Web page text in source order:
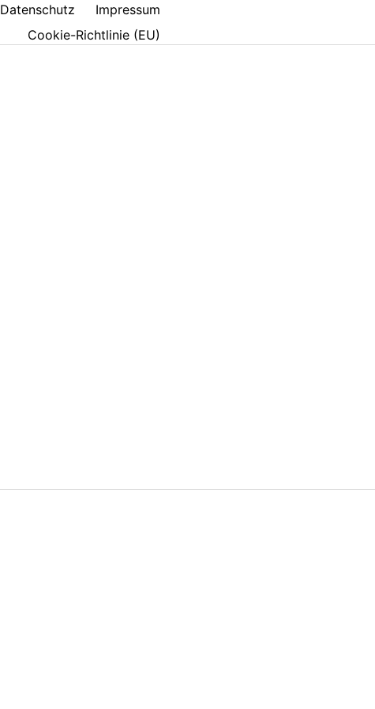
Datenschutz
Impressum
Cookie-Richtlinie (EU)